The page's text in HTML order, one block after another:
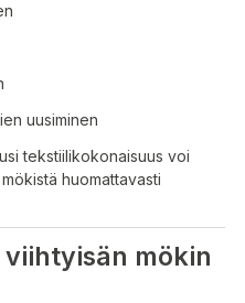
uusiminen
tekstiilikokonaisuus voi
huomattavasti
mökin